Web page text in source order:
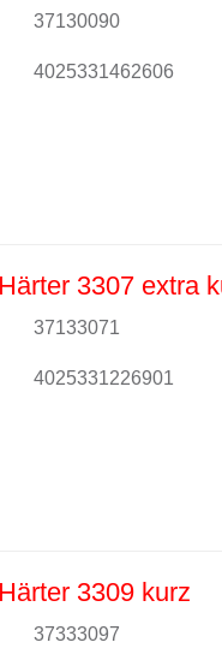
37130090
4025331462606
3307 extra
37133071
4025331226901
3309 kurz
37333097